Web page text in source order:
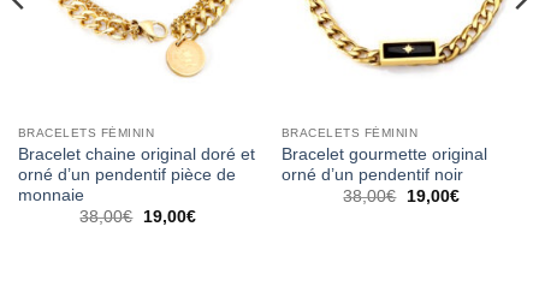
BRACELETS FÉMININ
Bracelet chaine original doré et
orné d’un pendentif pièce de
monnaie
38,00€
Le
19,00€Le
BRACELETS FÉMININ
Bracelet gourmette original
orné d’un pendentif noir
38,00€
Le
19,00€Le